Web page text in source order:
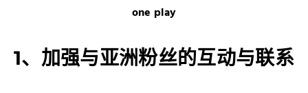
one play
1、加强与亚洲粉丝的互动与联系